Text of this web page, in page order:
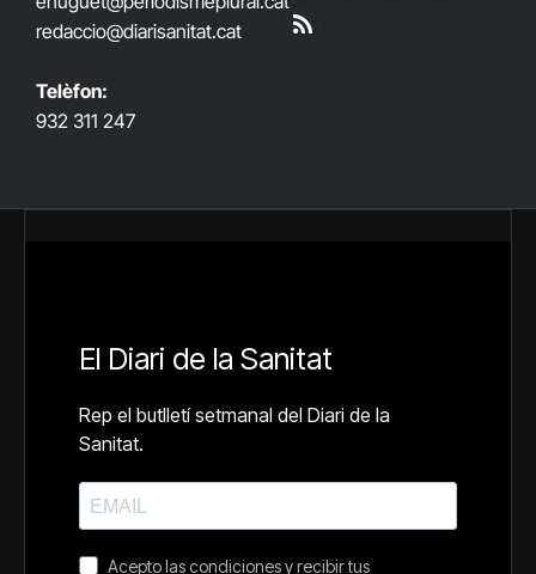
redaccio@diarisanitat.cat
Telèfon:
932 311 247
RSS